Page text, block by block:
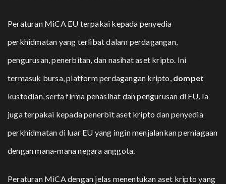
Peraturan MiCA EU terpakai kepada penyedia
perkhidmatan yang terlibat dalam perdagangan,
pengurusan, penerbitan, dan nasihat aset kripto. Ini
termasuk bursa, platform perdagangan kripto, dompet
kustodian, serta firma penasihat dan pengurusan di EU. Ia
juga terpakai kepada penerbit aset kripto dan penyedia
perkhidmatan di luar EU yang ingin menjalankan perniagaan
dengan mana-mana negara anggota.
Peraturan MiCA dengan jelas menentukan aset kripto yang